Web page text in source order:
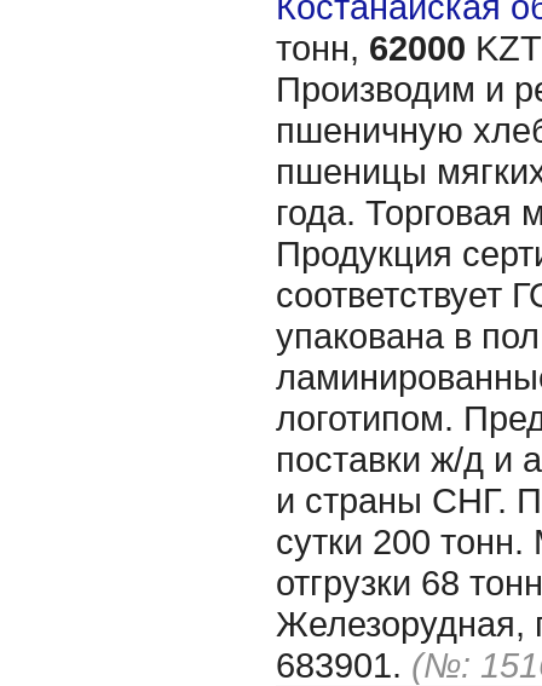
тонн, 62000
Производим и
пшеничную
пшеницы
года. Торговая
Продукция
соответствует
упакована в
логотипом.
поставки ж/д и
и страны СНГ.
сутки 200
отгрузки 68
Железорудная,
683901. (№: